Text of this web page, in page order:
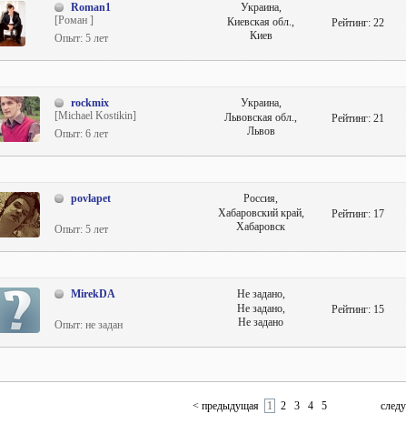
Roman1
[Роман ]
Опыт: 5 лет
Рейтинг:22
Украина,
Киевская обл.,
Киев
rockmix
[Michael Kostikin]
Опыт: 6 лет
Рейтинг:21
Украина,
Львовская обл.,
Львов
povlapet
Опыт: 5 лет
Рейтинг:17
Россия,
Хабаровский край,
Хабаровск
MirekDA
Опыт: не задан
Рейтинг:15
Не задано,
Не задано,
Не задано
< предыдущая 1 2 3 4 5